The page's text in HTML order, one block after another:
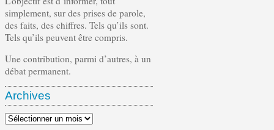
simplement, sur des prises de parole,
des faits, des chiffres. Tels qu’ils sont.
Tels qu’ils peuvent être compris.
Une contribution, parmi d’autres, à un
débat permanent.
Archives
Archives